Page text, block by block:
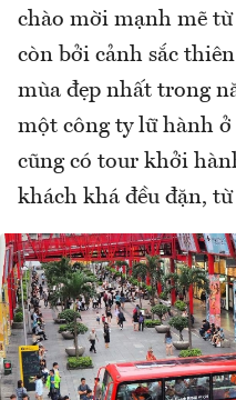
chào mời mạnh mẽ
còn bởi cảnh sắc
mùa đẹp nhất trong
một công ty lữ hành
cũng có tour khởi
khách khá đều đặn,